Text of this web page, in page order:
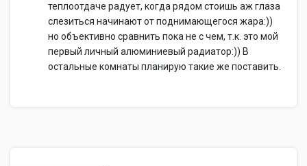
теплоотдаче радует, когда рядом стоишь аж глаза
слезиться начинают от поднимающегося жара:))
но объективно сравнить пока не с чем, т.к. это мой
первый личный алюминиевый радиатор:)) В
остальные комнаты планирую такие же поставить.